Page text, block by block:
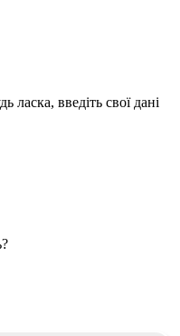
введіть свої дані